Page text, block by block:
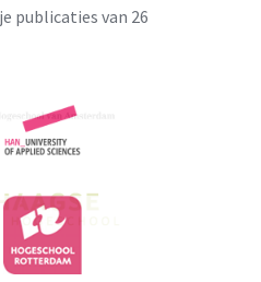
publicaties van 26